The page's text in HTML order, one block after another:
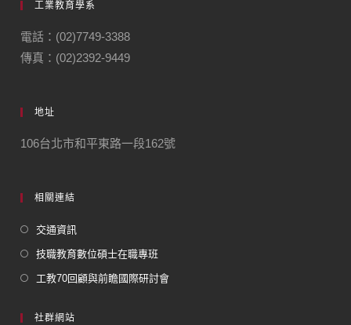
工業教育學系
電話：(02)7749-3388
傳真：(02)2392-9449
地址
106台北市和平東路一段162號
相關連結
交通資訊
技職教育數位碩士在職專班
工教70回顧與前瞻國際研討會
社群網站